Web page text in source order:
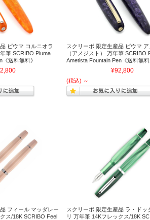
ピウマ コルニオラ
筆 SCRIBO Piuma
送料無料》
スクリーボ 限定生産品 ピウマ ア
（アメジスト） 万年筆 SCRIBO
Ametista Fountain Pen《送料無料
¥92,800
(税込) ～
フィール マッダレー
ス/18K SCRIBO Feel
スクリーボ 限定生産品 ラ・ドッ
リ 万年筆 14Kフレックス/18K